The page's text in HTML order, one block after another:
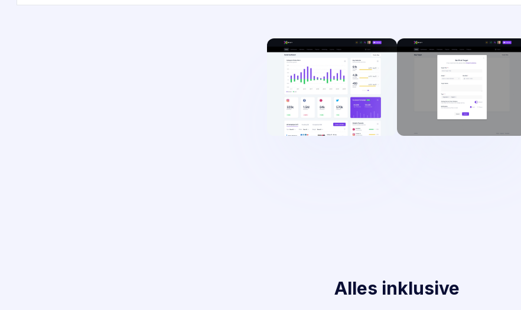
Alles inklusive